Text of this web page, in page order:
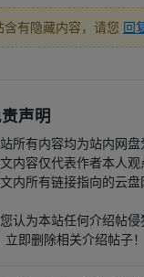
含有隐藏内容，请您 回
声明
所有内容均为站内网
内容仅代表作者本人观
内所有链接指向的云
认为本站任何介绍帖
立即删除相关介绍帖子！